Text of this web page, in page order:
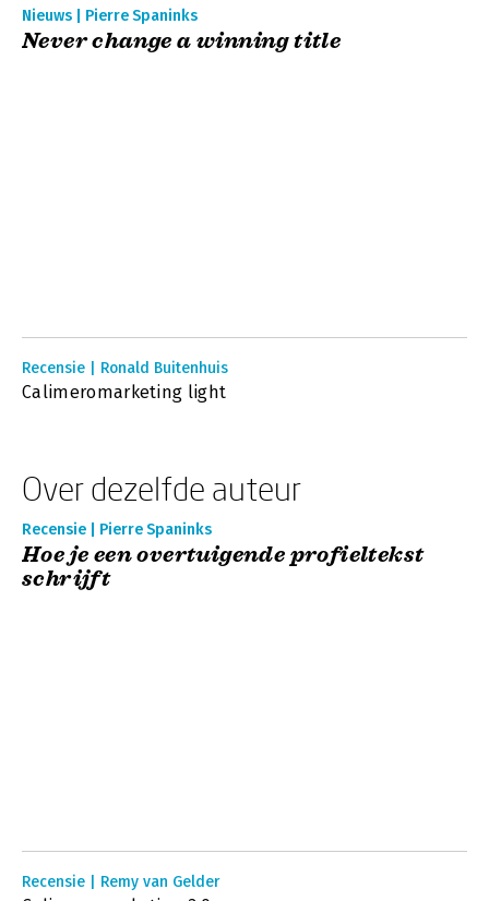
Nieuws | Pierre Spaninks
Never change a winning title
Recensie | Ronald Buitenhuis
Calimeromarketing light
Over dezelfde auteur
Recensie | Pierre Spaninks
Hoe je een overtuigende profieltekst
schrijft
Recensie | Remy van Gelder